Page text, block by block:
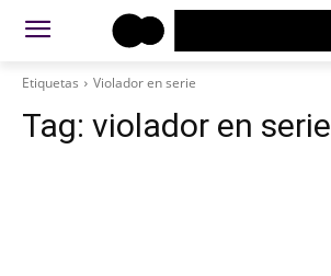
Etiquetas Violador en serie
Tag: violador en serie